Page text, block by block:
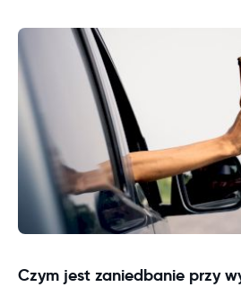
Czym jest zaniedbanie przy